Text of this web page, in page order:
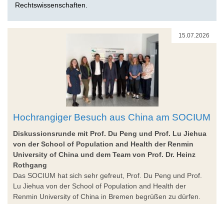
Rechtswissenschaften.
15.07.2026
Hochrangiger Besuch aus China am SOCIUM
Diskussionsrunde mit Prof. Du Peng und Prof. Lu Jiehua
von der School of Population and Health der Renmin
University of China und dem Team von Prof. Dr. Heinz
Rothgang
Das SOCIUM hat sich sehr gefreut, Prof. Du Peng und Prof.
Lu Jiehua von der School of Population and Health der
Renmin University of China in Bremen begrüßen zu dürfen.